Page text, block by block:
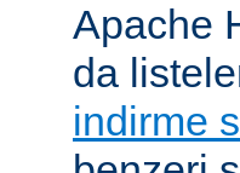
Apache
da
indirme